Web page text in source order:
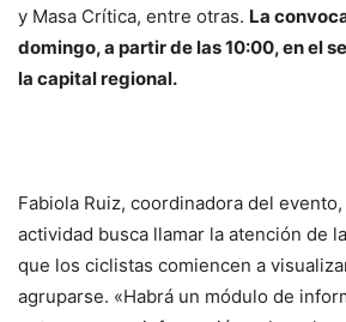
y Masa Crítica, entre otras. La
domingo, a partir de las 10:00, en el
la capital regional.
Fabiola Ruiz, coordinadora del
actividad busca llamar la atención de
que los ciclistas comiencen a
agruparse. «Habrá un módulo de